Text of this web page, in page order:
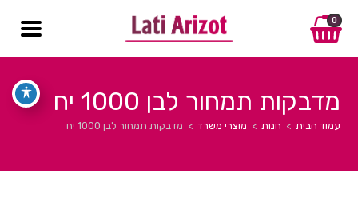
0
מדבקות תמחור לבן 1000 יח
עמוד הבית > חנות > מוצרי משרד > מדבקות תמחור לבן 1000 יח